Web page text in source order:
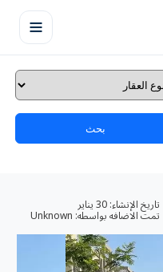
بحث
تاريخ الإنشاء:
تمت الاضافه بواسطه: Unknown